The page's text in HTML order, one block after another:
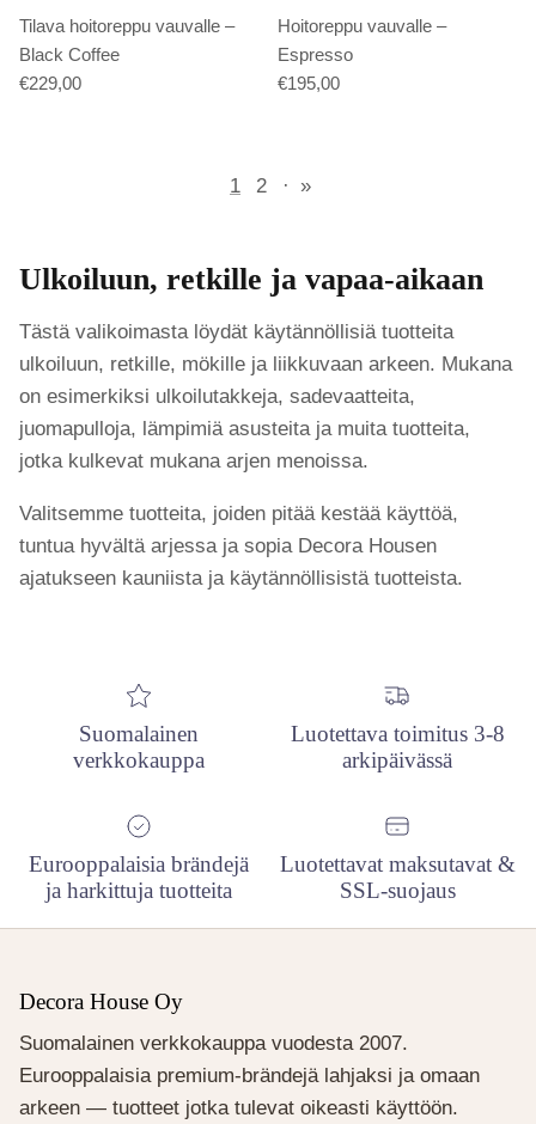
Tilava hoitoreppu vauvalle –
Black Coffee
€229,00
Hoitoreppu vauvalle –
Espresso
€195,00
1 2 · »
Ulkoiluun, retkille ja vapaa-aikaan
Tästä valikoimasta löydät käytännöllisiä tuotteita
ulkoiluun, retkille, mökille ja liikkuvaan arkeen. Mukana
on esimerkiksi ulkoilutakkeja, sadevaatteita,
juomapulloja, lämpimiä asusteita ja muita tuotteita,
jotka kulkevat mukana arjen menoissa.
Valitsemme tuotteita, joiden pitää kestää käyttöä,
tuntua hyvältä arjessa ja sopia Decora Housen
ajatukseen kauniista ja käytännöllisistä tuotteista.
Suomalainen
verkkokauppa
Luotettava toimitus 3-8
arkipäivässä
Eurooppalaisia brändejä
ja harkittuja tuotteita
Luotettavat maksutavat &
SSL-suojaus
Decora House Oy
Suomalainen verkkokauppa vuodesta 2007.
Eurooppalaisia premium-brändejä lahjaksi ja omaan
arkeen — tuotteet jotka tulevat oikeasti käyttöön.